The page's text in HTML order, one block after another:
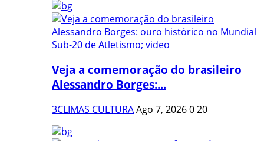
Veja a comemoração do brasileiro
Alessandro Borges:...
3CLIMAS CULTURAAgo 7, 2026020